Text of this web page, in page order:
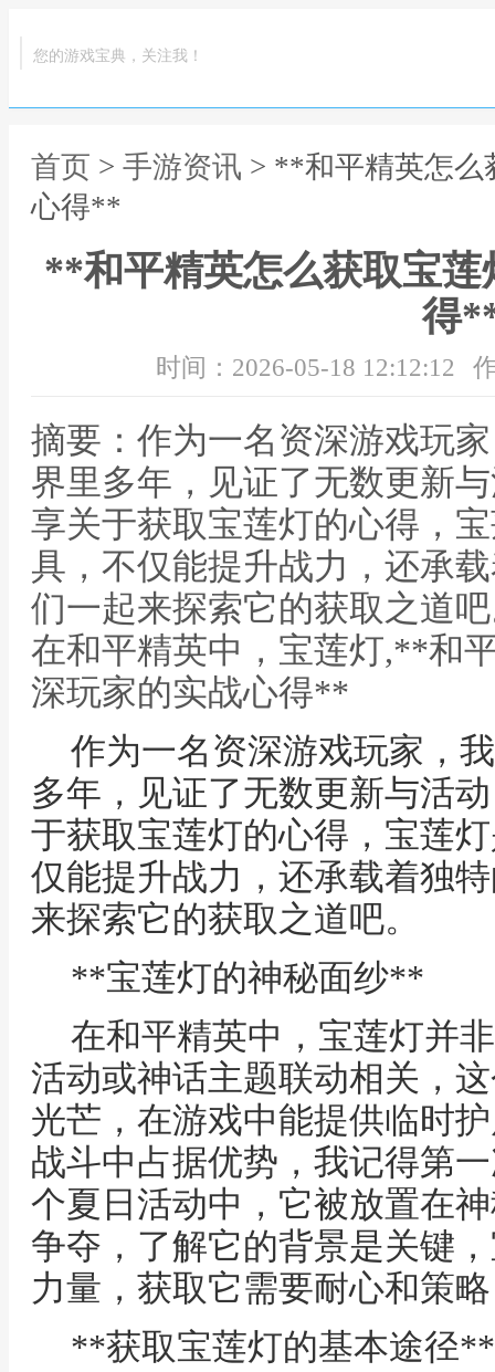
您的游戏宝典，关注我！
首页 > 手游资讯 > **和平精英怎么
心得**
**和平精英怎么获取宝
得
时间：2026-05-18 12:12:12
摘要：作为一名资深游戏玩
界里多年，见证了无数更新
享关于获取宝莲灯的心得，
具，不仅能提升战力，还承
们一起来探索它的获取之道
在和平精英中，宝莲灯,**和
深玩家的实战心得**
作为一名资深游戏玩家，
多年，见证了无数更新与活
于获取宝莲灯的心得，宝莲
仅能提升战力，还承载着独
来探索它的获取之道吧。
**宝莲灯的神秘面纱**
在和平精英中，宝莲灯并
活动或神话主题联动相关，
光芒，在游戏中能提供临时
战斗中占据优势，我记得第
个夏日活动中，它被放置在
争夺，了解它的背景是关键
力量，获取它需要耐心和策
**获取宝莲灯的基本途径**